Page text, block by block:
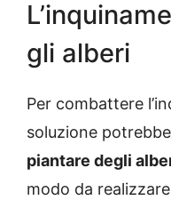
gli alberi
Per combattere
soluzione
piantare degli
modo da